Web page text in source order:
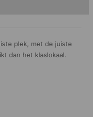
plek, met de juiste
dan het klaslokaal.